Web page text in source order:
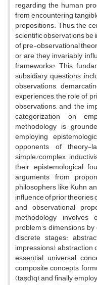
regarding the human
from encountering
propositions. Thus, the
scientific observations be
of pre-observational
or are they invariably
frameworks? This
subsidiary questions,
observations,
experiences, the role of
observations, and the
categorization on
methodology is
employing
opponents of theory-
simple/complex
their epistemological
arguments from
philosophers like Kuhn
influence of prior
and observational
methodology involves
problem’s dimensions
discrete stages:
impressions),
essential universal
composite concepts,
(taṣdīq), and finally,